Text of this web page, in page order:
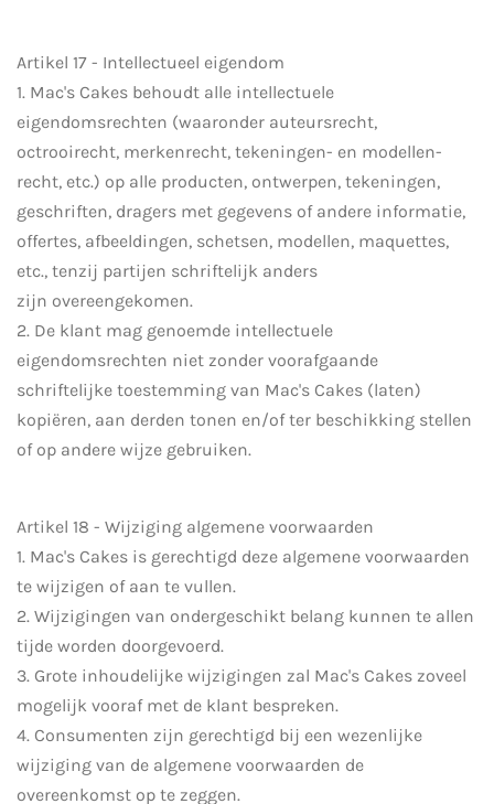
Artikel 17 - Intellectueel eigendom
1. Mac's Cakes behoudt alle intellectuele
eigendomsrechten (waaronder auteursrecht,
octrooirecht, merkenrecht, tekeningen- en modellen-
recht, etc.) op alle producten, ontwerpen, tekeningen,
geschriften, dragers met gegevens of andere informatie,
offertes, afbeeldingen, schetsen, modellen, maquettes,
etc., tenzij partijen schriftelijk anders
zijn overeengekomen.
2. De klant mag genoemde intellectuele
eigendomsrechten niet zonder voorafgaande
schriftelijke toestemming van Mac's Cakes (laten)
kopiëren, aan derden tonen en/of ter beschikking stellen
of op andere wijze gebruiken.
Artikel 18 - Wijziging algemene voorwaarden
1. Mac's Cakes is gerechtigd deze algemene voorwaarden
te wijzigen of aan te vullen.
2. Wijzigingen van ondergeschikt belang kunnen te allen
tijde worden doorgevoerd.
3. Grote inhoudelijke wijzigingen zal Mac's Cakes zoveel
mogelijk vooraf met de klant bespreken.
4. Consumenten zijn gerechtigd bij een wezenlijke
wijziging van de algemene voorwaarden de
overeenkomst op te zeggen.